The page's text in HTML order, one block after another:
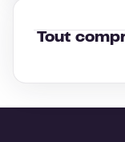
Tout